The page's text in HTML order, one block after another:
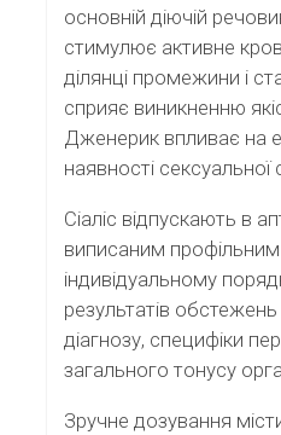
основній діючій
стимулює активне
ділянці промежини і
сприяє виникненню
Дженерик впливає на
наявності сексуальної
Сіаліс відпускають в
виписаним
індивідуальному
результатів
діагнозу, специфіки
загального тонусу
Зручне дозування